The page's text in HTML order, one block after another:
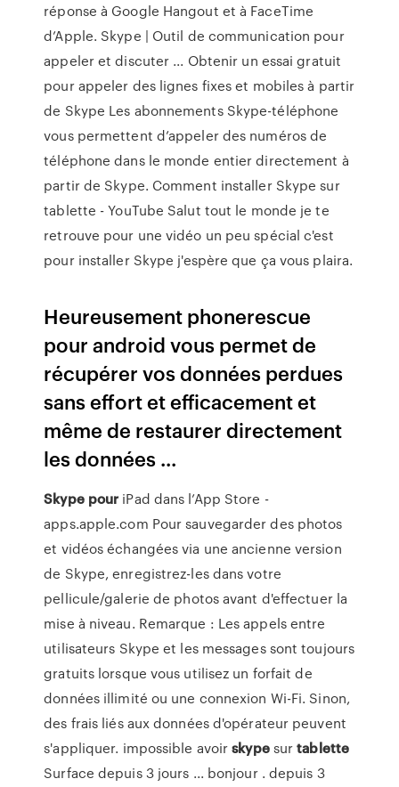
réponse à Google Hangout et à FaceTime
d’Apple. Skype | Outil de communication pour
appeler et discuter ... Obtenir un essai gratuit
pour appeler des lignes fixes et mobiles à partir
de Skype Les abonnements Skype-téléphone
vous permettent d’appeler des numéros de
téléphone dans le monde entier directement à
partir de Skype. Comment installer Skype sur
tablette - YouTube Salut tout le monde je te
retrouve pour une vidéo un peu spécial c'est
pour installer Skype j'espère que ça vous plaira.
Heureusement phonerescue
pour android vous permet de
récupérer vos données perdues
sans effort et efficacement et
même de restaurer directement
les données ...
Skype pour iPad dans l’App Store -
apps.apple.com Pour sauvegarder des photos
et vidéos échangées via une ancienne version
de Skype, enregistrez-les dans votre
pellicule/galerie de photos avant d'effectuer la
mise à niveau. Remarque : Les appels entre
utilisateurs Skype et les messages sont toujours
gratuits lorsque vous utilisez un forfait de
données illimité ou une connexion Wi-Fi. Sinon,
des frais liés aux données d'opérateur peuvent
s'appliquer. impossible avoirskypesurtablette
Surface depuis 3 jours ... bonjour . depuis 3